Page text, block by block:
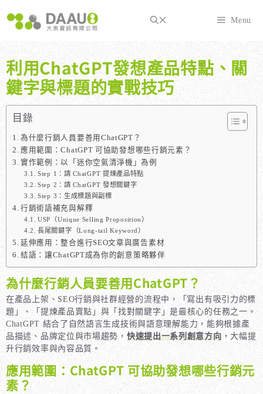
至
內
容
Menu
利用ChatGPT發想產品特點、關
鍵字與標題的實戰技巧
目錄
為什麼行銷人員要善用ChatGPT？
應用範圍：ChatGPT 可協助發想哪些行銷元素？
實作範例：以「迷你空氣清淨機」為例
Step 1：請 ChatGPT 提煉產品特點
Step 2：請 ChatGPT 發想關鍵字
Step 3：生成標題與副標
行銷術語補充與解釋
USP（Unique Selling Proposition）
長尾關鍵字（Long-tail Keyword）
延伸應用：整合進行SEO文章與廣告素材
結語：讓ChatGPT成為你的創意策略夥伴
為什麼行銷人員要善用ChatGPT？
在產品上架、SEO行銷與社群經營的流程中，「寫出有吸引力的標
題」、「提煉產品賣點」與「找對關鍵字」是最核心的任務之一。
ChatGPT 結合了自然語言生成技術與語意理解能力，能夠根據產
品描述、品牌定位與市場趨勢， 快速提出一系列創意方向，大幅提
升行銷效率與內容品質。
應用範圍：ChatGPT 可協助發想哪些行銷元
素？